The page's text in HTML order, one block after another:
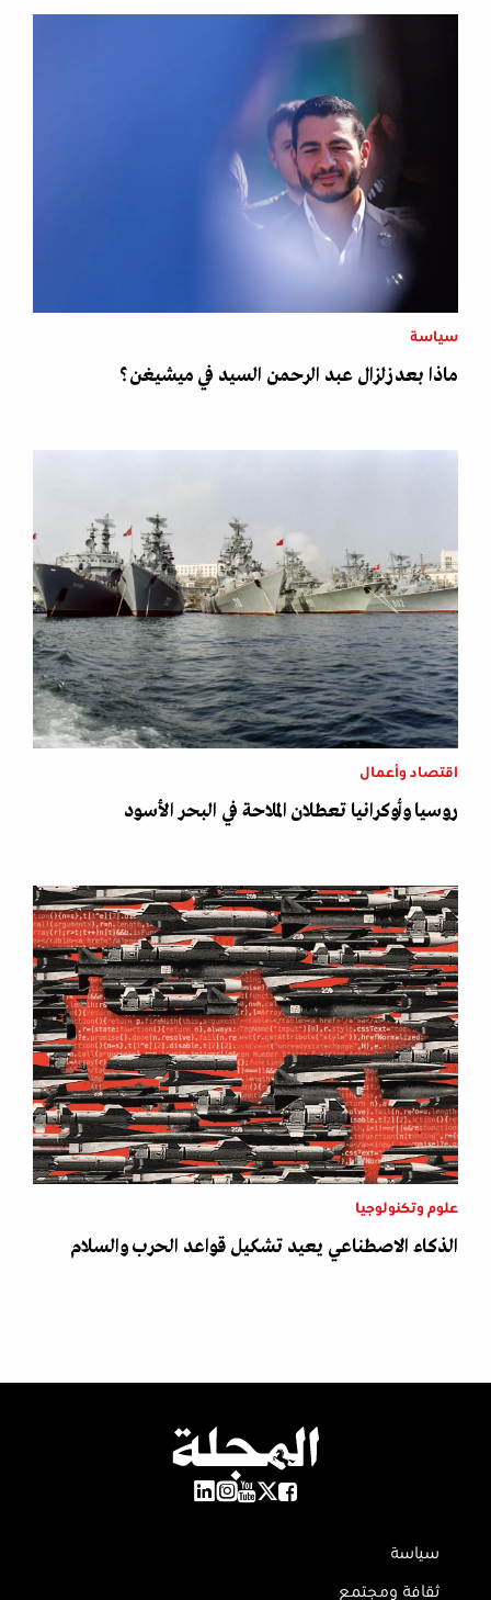
سياسة
ماذا بعد زلزال عبد الرحمن السيد في ميشيغن؟
اقتصاد وأعمال
روسيا وأوكرانيا تعطلان الملاحة في البحر الأسود
علوم وتكنولوجيا
الذكاء الاصطناعي يعيد تشكيل قواعد الحرب والسلام
سياسة
ثقافة ومجتمع